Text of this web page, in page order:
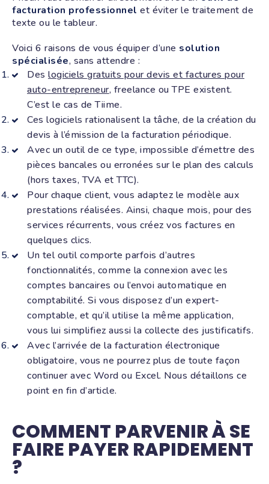
facturation professionnel et éviter le traitement de
texte ou le tableur.
Voici 6 raisons de vous équiper d’une solution
spécialisée, sans attendre :
Des logiciels gratuits pour devis et factures pour
auto-entrepreneur, freelance ou TPE existent.
C’est le cas de Tiime.
Ces logiciels rationalisent la tâche, de la création du
devis à l’émission de la facturation périodique.
Avec un outil de ce type, impossible d’émettre des
pièces bancales ou erronées sur le plan des calculs
(hors taxes, TVA et TTC).
Pour chaque client, vous adaptez le modèle aux
prestations réalisées. Ainsi, chaque mois, pour des
services récurrents, vous créez vos factures en
quelques clics.
Un tel outil comporte parfois d’autres
fonctionnalités, comme la connexion avec les
comptes bancaires ou l’envoi automatique en
comptabilité. Si vous disposez d’un expert-
comptable, et qu’il utilise la même application,
vous lui simplifiez aussi la collecte des justificatifs.
Avec l’arrivée de la facturation électronique
obligatoire, vous ne pourrez plus de toute façon
continuer avec Word ou Excel. Nous détaillons ce
point en fin d’article.
COMMENT PARVENIR À SE
FAIRE PAYER RAPIDEMENT
?